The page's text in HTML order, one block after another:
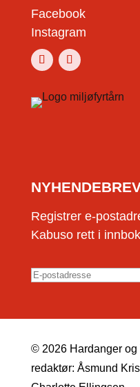
Facebook
Instagram
Registrer e-
Kabuso rett i
© 2026 Hardanger og
redaktør: Åsmund